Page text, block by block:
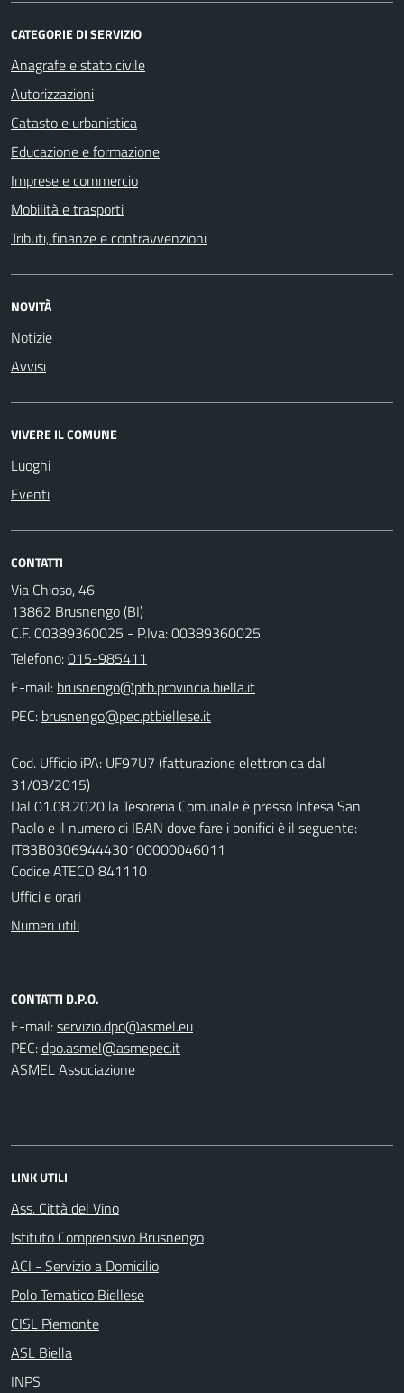
CATEGORIE DI SERVIZIO
Anagrafe e stato civile
Autorizzazioni
Catasto e urbanistica
Educazione e formazione
Imprese e commercio
Mobilità e trasporti
Tributi, finanze e contravvenzioni
NOVITÀ
Notizie
Avvisi
VIVERE IL COMUNE
Luoghi
Eventi
CONTATTI
Via Chioso, 46
13862 Brusnengo (BI)
C.F. 00389360025 - P.Iva: 00389360025
Telefono:015-985411
E-mail:
PEC:
Cod. Ufficio iPA: UF97U7 (fatturazione elettronica dal
31/03/2015)
Dal 01.08.2020 la Tesoreria Comunale è presso Intesa San
Paolo e il numero di IBAN dove fare i bonifici è il seguente:
IT83B0306944430100000046011
Codice ATECO 841110
Uffici e orari
Numeri utili
CONTATTI D.P.O.
E-mail:
PEC:
ASMEL Associazione
LINK UTILI
Ass. Città del Vino
Istituto Comprensivo Brusnengo
ACI - Servizio a Domicilio
Polo Tematico Biellese
CISL Piemonte
ASL Biella
INPS